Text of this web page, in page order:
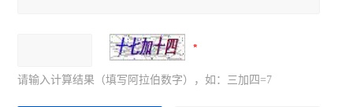
请输入计算结果（填写阿拉伯数字），如：三加四=7